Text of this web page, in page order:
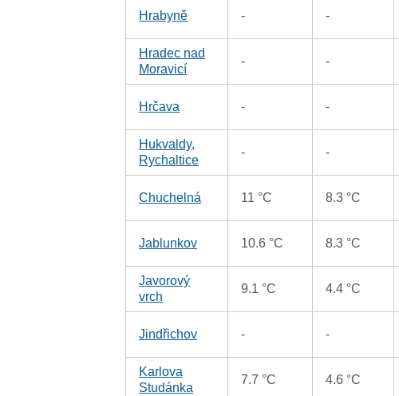
Hrabyně - -
Hradec nad
Moravicí
- -
Hrčava - -
Hukvaldy,
Rychaltice
- -
Chuchelná 11 °C 8.3 °C
Jablunkov 10.6 °C 8.3 °C
Javorový
vrch
9.1 °C 4.4 °C
Jindřichov - -
Karlova
Studánka
7.7 °C 4.6 °C